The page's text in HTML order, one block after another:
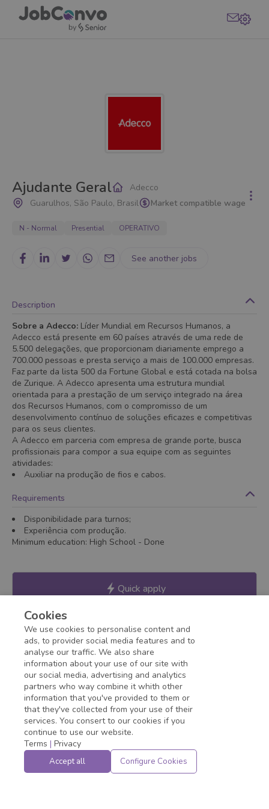
Ajudante Geral
Adecco
Guarulhos, São Paulo, Brasil
Market compatible wage
N - Normal Presential OPERATIVO
See another jobs
Description
Sobre a Adecco: Líder Mundial em Recursos Humanos, a
Adecco está presente em 60 países através de uma rede de
5.500 delegações, que proporcionam diariamente emprego a
700.000 pessoas e presta serviço a mais de 100.000 empresas.
Faz parte da lista 500 da Fortune Global e está cotada na bolsa
de Zurique. A Adecco apresenta uma estrutura mundial
orientada para a prestação de um serviço integrado na área
dos Recursos Humanos, com o compromisso de um
desenvolvimento contínuo de soluções eficazes e competitivas
para os seus clientes.
A Adecco em parceria com empresa de grande porte, busca
profissionais para compor a sua equipe com as seguintes
atividades:
Auxiliar na produção de fios e cabos.
Requirements
Disponibilidade para turnos;
Experiência com produção.
Minimum education: High School - Done
Quick apply
Apply via WhatsApp
Cookies
We use cookies to personalise content and
ads, to provider social media features and to
analyse our traffic. We also share
information about your use of our site with
our social media, advertising and analytics
partners who way combine it whith other
information that you've provided to them or
that they've collected from your use of their
services. You consert to our cookies if you
continue to use our website.
Terms | Privacy
Accept all Configure Cookies